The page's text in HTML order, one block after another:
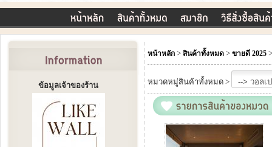
ข้อมูลเจ้าของร้าน
หน้าหลัก > สินค้าทั้งหมด > ขายดี 2025
หมวดหมู่สินค้าทั้งหมด >